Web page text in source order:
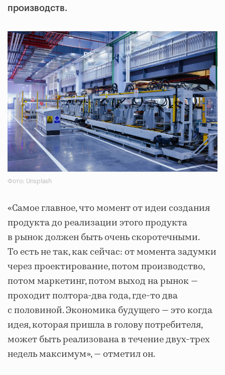
производств.
Фото: Unsplash
«Самое главное, что момент от идеи создания
продукта до реализации этого продукта
в рынок должен быть очень скоротечными.
То есть не так, как сейчас: от момента задумки
через проектирование, потом производство,
потом маркетинг, потом выход на рынок —
проходит полтора-два года, где-то два
с половиной. Экономика будущего — это когда
идея, которая пришла в голову потребителя,
может быть реализована в течение двух-трех
недель максимум», — отметил он.